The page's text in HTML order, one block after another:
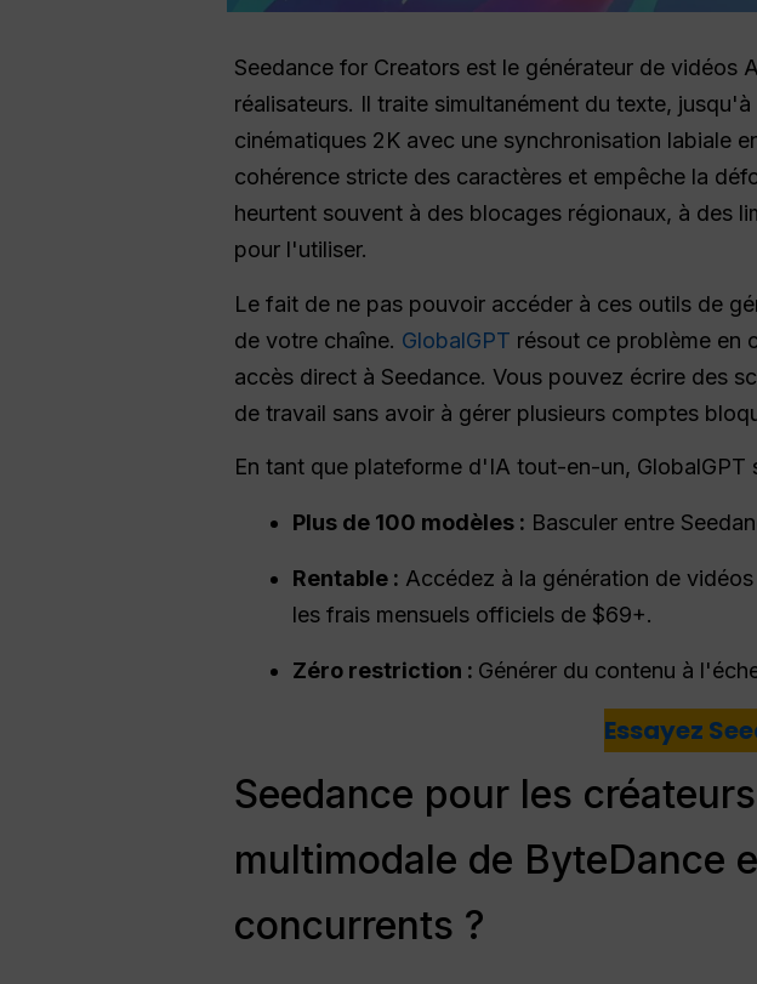
Seedance for Creators est le générateur de vidéos
réalisateurs. Il traite simultanément du texte,
cinématiques 2K avec une synchronisation labiale
cohérence stricte des caractères et empêche la
heurtent souvent à des blocages régionaux, à des
pour l'utiliser.
Le fait de ne pas pouvoir accéder à ces outils de
de votre chaîne. GlobalGPT résout ce problème en
accès direct à Seedance. Vous pouvez écrire des
de travail sans avoir à gérer plusieurs comptes
En tant que plateforme d'IA tout-en-un, GlobalGPT
Plus de 100 modèles : Basculer entre
Rentable : Accédez à la génération de
les frais mensuels officiels de $69+.
Zéro restriction : Générer du contenu à
Essayez
Seedance pour les
multimodale de ByteDance
concurrents ?